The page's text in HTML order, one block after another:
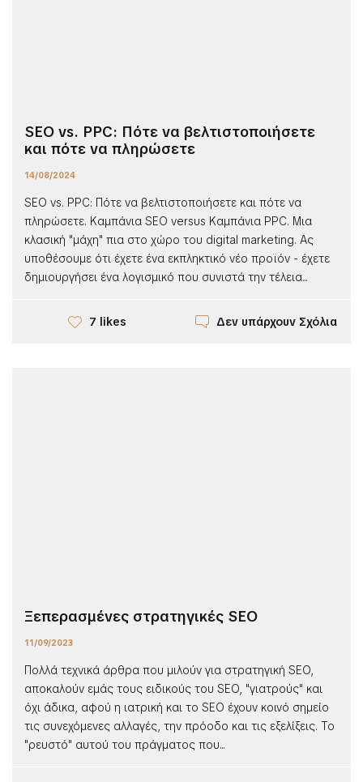
SEO vs. PPC: Πότε να βελτιστοποιήσετε
και πότε να πληρώσετε
14/08/2024
SEO vs. PPC: Πότε να βελτιστοποιήσετε και πότε να
πληρώσετε. Καμπάνια SEO versus Καμπάνια PPC. Μια
κλασική "μάχη" πια στο χώρο του digital marketing. Ας
υποθέσουμε ότι έχετε ένα εκπληκτικό νέο προϊόν - έχετε
δημιουργήσει ένα λογισμικό που συνιστά την τέλεια...
7 likes Δεν υπάρχουν Σχόλια
Ξεπερασμένες στρατηγικές SEO
11/09/2023
Πολλά τεχνικά άρθρα που μιλούν για στρατηγική SEO,
αποκαλούν εμάς τους ειδικούς του SEO, "γιατρούς" και
όχι άδικα, αφού η ιατρική και το SEO έχουν κοινό σημείο
τις συνεχόμενες αλλαγές, την πρόοδο και τις εξελίξεις. Το
"ρευστό" αυτού του πράγματος που...